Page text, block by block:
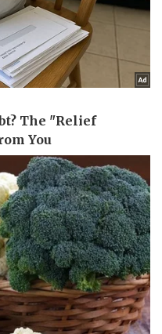
Ô tô - Xe máy